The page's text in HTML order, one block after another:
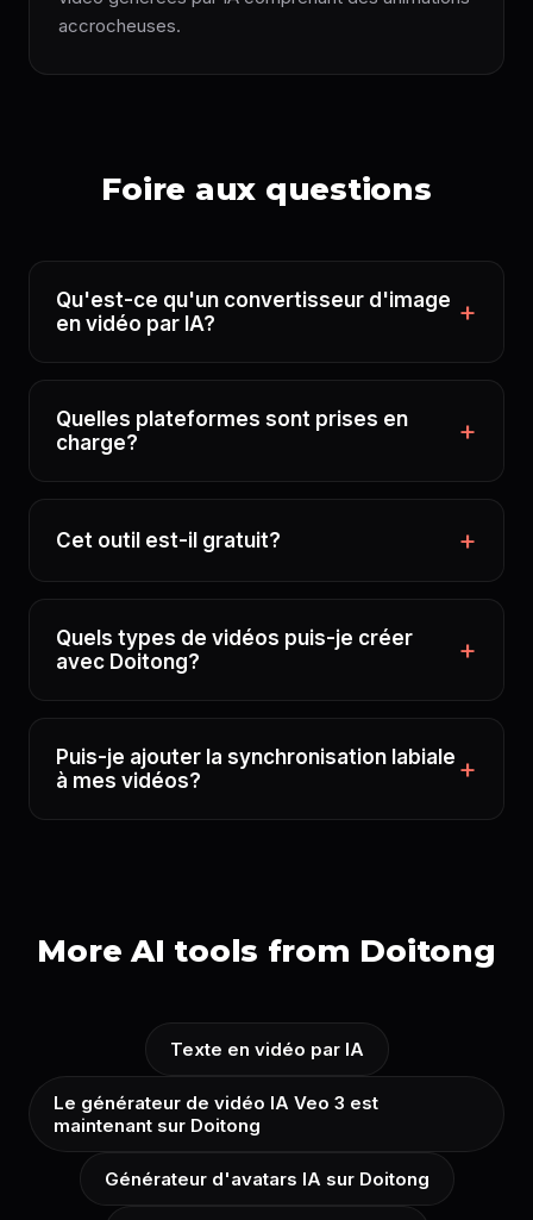
accrocheuses.
Foire aux questions
Qu'est-ce qu'un convertisseur d'image
en vidéo par IA?
Quelles plateformes sont prises en
charge?
Cet outil est-il gratuit?
Quels types de vidéos puis-je créer
avec Doitong?
Puis-je ajouter la synchronisation labiale
à mes vidéos?
More AI tools from Doitong
Texte en vidéo par IA
Le générateur de vidéo IA Veo 3 est
maintenant sur Doitong
Générateur d'avatars IA sur Doitong